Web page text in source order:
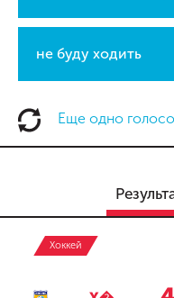
не буду ходить
Еще одно
Хоккей